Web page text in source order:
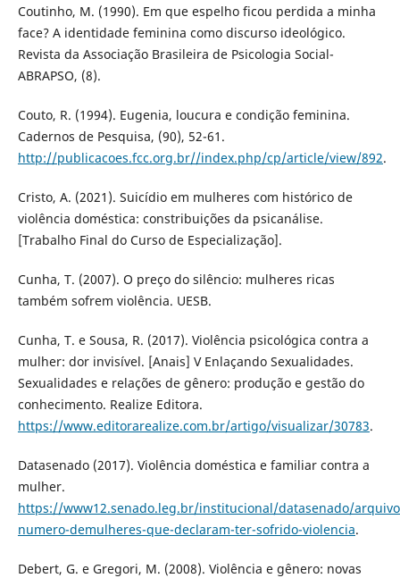
Coutinho, M. (1990). Em que espelho ficou perdida a minha
face? A identidade feminina como discurso ideológico.
Revista da Associação Brasileira de Psicologia Social-
ABRAPSO, (8).
Couto, R. (1994). Eugenia, loucura e condição feminina.
Cadernos de Pesquisa, (90), 52-61.
http://publicacoes.fcc.org.br//index.php/cp/article/view/892.
Cristo, A. (2021). Suicídio em mulheres com histórico de
violência doméstica: constribuições da psicanálise.
[Trabalho Final do Curso de Especialização].
Cunha, T. (2007). O preço do silêncio: mulheres ricas
também sofrem violência. UESB.
Cunha, T. e Sousa, R. (2017). Violência psicológica contra a
mulher: dor invisível. [Anais] V Enlaçando Sexualidades.
Sexualidades e relações de gênero: produção e gestão do
conhecimento. Realize Editora.
https://www.editorarealize.com.br/artigo/visualizar/30783.
Datasenado (2017). Violência doméstica e familiar contra a
mulher.
https://www12.senado.leg.br/institucional/datasenado/
numero-demulheres-que-declaram-ter-sofrido-violencia.
Debert, G. e Gregori, M. (2008). Violência e gênero: novas